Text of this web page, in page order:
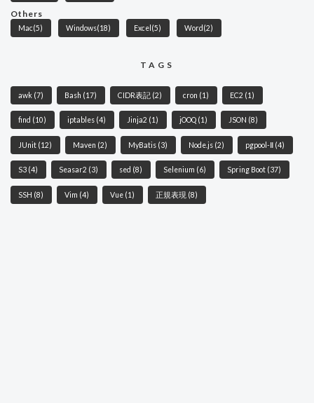
Others
Mac(5) Windows(18) Excel (5) Word (2)
TAGS
awk (7) Bash (17) CIDR表記 (2) cron (1) EC2 (1)
find (10) iptables (4) Jinja2 (1) jOOQ (1) JSON (8)
JUnit (12) Maven (2) MyBatis (3) Node.js (2) pgpool-Ⅱ (4)
S3 (4) Seasar2 (3) sed (8) Selenium (6) Spring Boot (37)
SSH (8) Vim (4) Vue (1) 正規表現 (8)